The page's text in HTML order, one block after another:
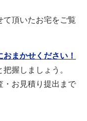
頂いたお宅をご覧
おまかせください！
握しましょう。
お見積り提出まで